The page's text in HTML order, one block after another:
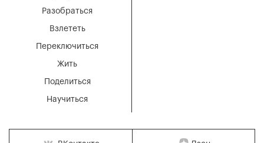
Разобраться
Взлететь
Переключиться
Жить
Поделиться
Научиться